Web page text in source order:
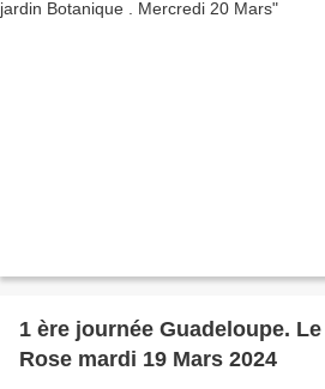
1 ère journée Guadeloupe.
Rose mardi 19 Mars 2024